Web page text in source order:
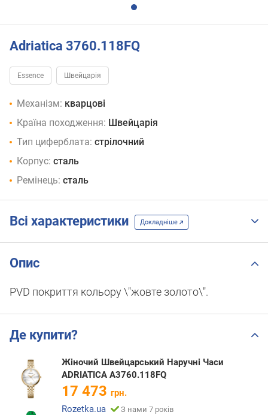
Adriatica 3760.118FQ
Essence Швейцарія
Механізм: кварцові
Країна походження: Швейцарія
Тип циферблата: стрілочний
Корпус: сталь
Ремінець: сталь
Всі характеристики Докладніше
Опис
PVD покриття кольору \"жовте золото\".
Де купити?
Жіночий Швейцарський Наручні Часи
ADRIATICA A3760.118FQ
17 473 грн.
Rozetka.ua
З нами 7 років